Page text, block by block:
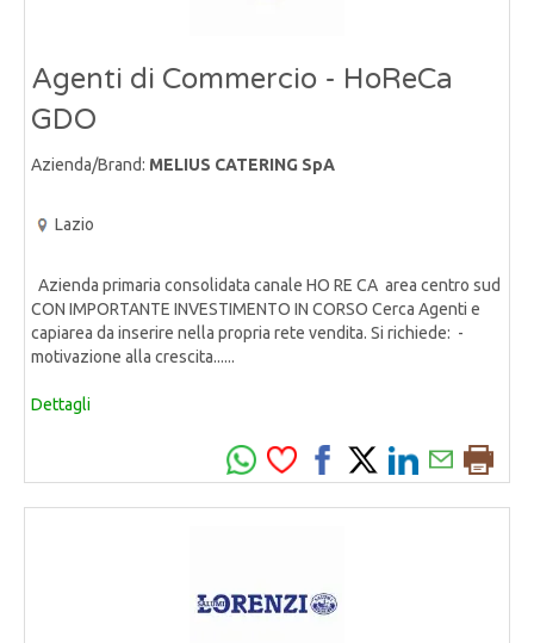
Agenti di Commercio - HoReCa
GDO
Azienda/Brand: MELIUS CATERING SpA
Lazio
Azienda primaria consolidata canale HO RE CA area centro sud
CON IMPORTANTE INVESTIMENTO IN CORSO Cerca Agenti e
capiarea da inserire nella propria rete vendita. Si richiede: -
motivazione alla crescita......
Dettagli